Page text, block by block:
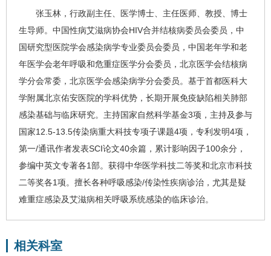
张玉林 ，行政副主任、医学博士、主任医师、教授、博士
生导师。中国性病艾滋病协会HIV合并结核病委员会委员，中
国研究型医院学会感染病学专业委员会委员，中国老年学和老
年医学会老年呼吸和危重症医学分会委员，北京医学会结核病
学分会常委，北京医学会感染病学分会委员。基于首都医科大
学附属北京佑安医院的学科优势，长期开展免疫缺陷相关肺部
感染基础与临床研究。主持国家自然科学基金3项，主持及参与
国家12.5-13.5传染病重大科技专项子课题4项，专利发明4项，
第一/通讯作者发表SCI论文40余篇，累计影响因子100余分，
参编中英文专著各1部。获得中华医学科技二等奖和北京市科技
二等奖各1项。擅长各种呼吸感染/传染性疾病诊治，尤其是疑
难重症感染及艾滋病相关呼吸系统感染的临床诊治。
相关科室